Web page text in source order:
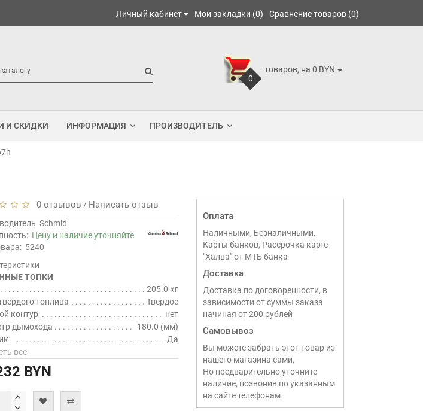
Личный кабинет Мои закладки (0) Сравнение товаров (0)
0
товаров, на 0 BYN
И СКИДКИ ИНФОРМАЦИЯ ПРОИЗВОДИТЕЛЬ
0 отзывов / Написать отзыв
Schmid
Цену и наличие уточняйте
5240
ТОПКИ
205.0 кг
топлива
Твердое
контур
нет
дымохода
180.0 (мм)
Да
все
BYN
Оплата
Наличными, Безналичными,
Карты банков, Рассрочка карте
"Халва" от МТБ банка
Доставка
Доставка по договоренности, в
зависимости от суммы заказа
начиная от 200 рублей
Самовывоз
Вы можете забрать этот товар из
нашего магазина сами,
Но предварительно уточните
наличие, позвонив по указанным
на сайте телефонам